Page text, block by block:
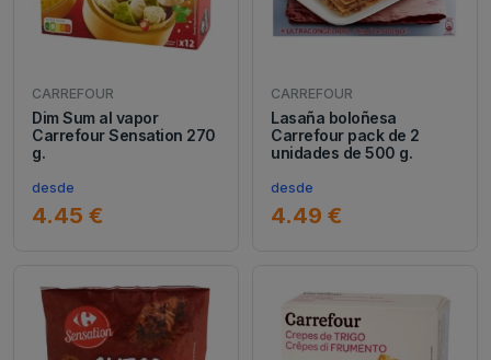
CARREFOUR
Dim Sum al vapor
Carrefour Sensation 270
g.
desde
4.45 €
CARREFOUR
Lasaña boloñesa
Carrefour pack de 2
unidades de 500 g.
desde
4.49 €